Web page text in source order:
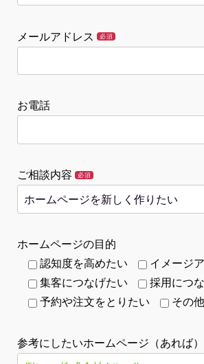
メールアドレス 必須
お電話
ご相談内容 必須
ホームページの目的
認知度を高めたい
イメージ
集客につなげたい
採用につ
予約や注文をとりたい
その他
参考にしたいホームページ（あれば）